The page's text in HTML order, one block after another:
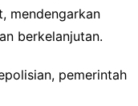
mendengarkan
berkelanjutan.
pemerintah